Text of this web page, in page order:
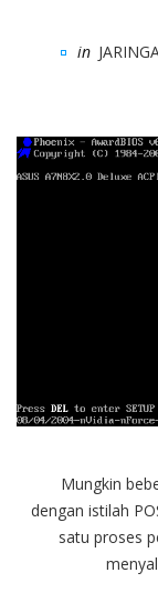
in
Mungkin
dengan istilah
satu proses